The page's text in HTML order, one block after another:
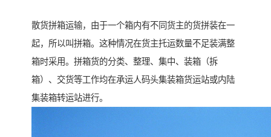
散货拼箱运输，由于一个箱内有不同货主的货拼装在一
起，所以叫拼箱。这种情况在货主托运数量不足装满整
箱时采用。拼箱货的分类、整理、集中、装箱（拆
箱）、交货等工作均在承运人码头集装箱货运站或内陆
集装箱转运站进行。